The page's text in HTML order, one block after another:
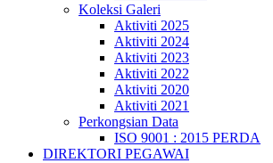
Koleksi Galeri
Aktiviti 2025
Aktiviti 2024
Aktiviti 2023
Aktiviti 2022
Aktiviti 2020
Aktiviti 2021
Perkongsian Data
ISO 9001 : 2015 PERDA
DIREKTORI PEGAWAI